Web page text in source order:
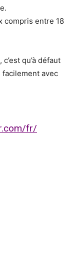
compris entre 18
qu’à défaut
avec
fr/